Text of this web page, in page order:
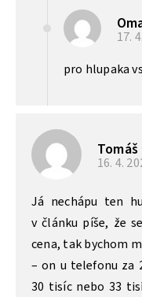
17.
pro hlupaka
Tomáš
16. 4.
Já nechápu ten
v článku píše, že
cena, tak bychom
– on u telefonu za
30 tisíc nebo 33